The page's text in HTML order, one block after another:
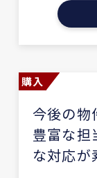
購入
今後の物
豊富な担
な対応が